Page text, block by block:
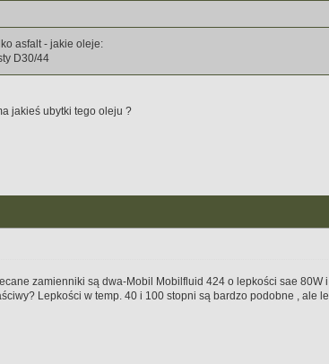
asfalt - jakie oleje:
D30/44
jakieś ubytki tego oleju ?
zamienniki są dwa-Mobil Mobilfluid 424 o lepkości sae 80W
Lepkości w temp. 40 i 100 stopni są bardzo podobne , ale